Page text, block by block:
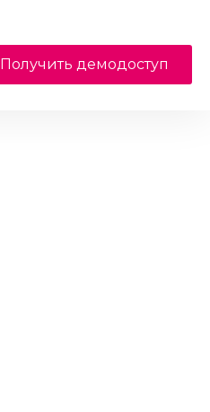
Получить демодоступ